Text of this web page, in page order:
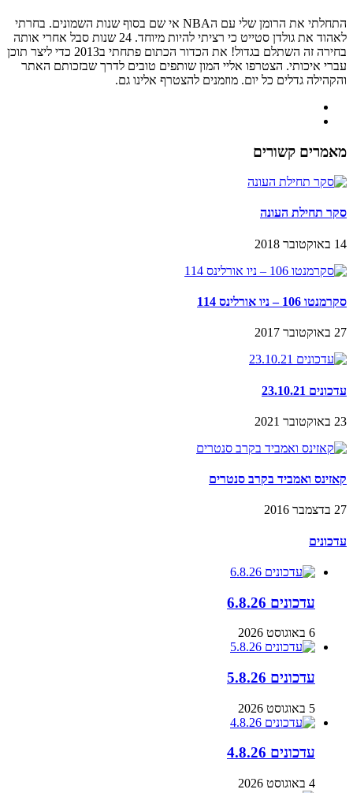
התחלתי את הרומן שלי עם הNBA אי שם בסוף שנות השמונים. בחרתי
לאהוד את גולדן סטייט כי רציתי להיות מיוחד. 24 שנות סבל אחרי אותה
בחירה זה השתלם בגדול! את הכדור הכתום פתחתי ב2013 כדי ליצר תוכן
עברי איכותי. הצטרפו אליי המון שותפים טובים לדרך שבזכותם האתר
והקהילה גדלים כל יום. מוזמנים להצטרף אלינו גם.
מאמרים קשורים
סקר תחילת העונה
14 באוקטובר 2018
סקרמנטו 106 – ניו אורלינס 114
27 באוקטובר 2017
עדכונים 23.10.21
23 באוקטובר 2021
קאזינס ואמביד בקרב סנטרים
27 בדצמבר 2016
עדכונים
עדכונים 6.8.26
6 באוגוסט 2026
עדכונים 5.8.26
5 באוגוסט 2026
עדכונים 4.8.26
4 באוגוסט 2026